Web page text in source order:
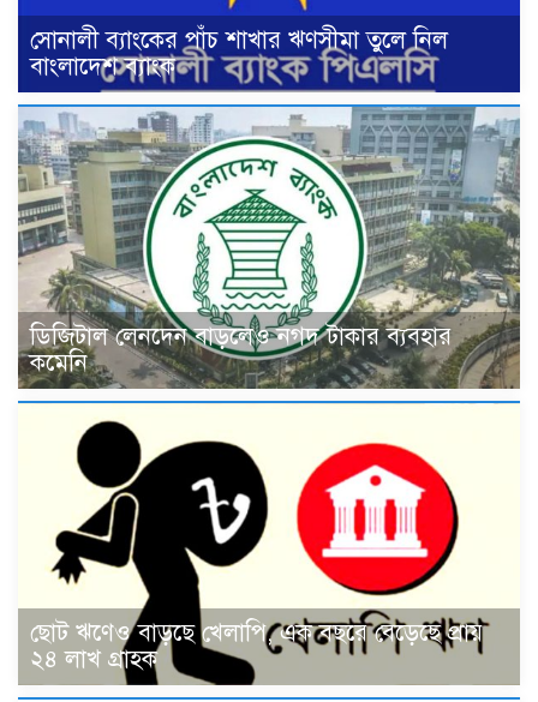
সোনালী ব্যাংকের পাঁচ শাখার ঋণসীমা তুলে নিল
বাংলাদেশ ব্যাংক
ডিজিটাল লেনদেন বাড়লেও নগদ টাকার ব্যবহার
কমেনি
ছোট ঋণেও বাড়ছে খেলাপি, এক বছরে বেড়েছে প্রায়
২৪ লাখ গ্রাহক